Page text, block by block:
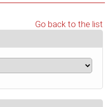
Go back to the list